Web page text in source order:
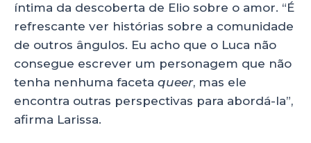
íntima da descoberta de Elio sobre o amor. “É
refrescante ver histórias sobre a comunidade
de outros ângulos. Eu acho que o Luca não
consegue escrever um personagem que não
tenha nenhuma faceta queer, mas ele
encontra outras perspectivas para abordá-la”,
afirma Larissa.